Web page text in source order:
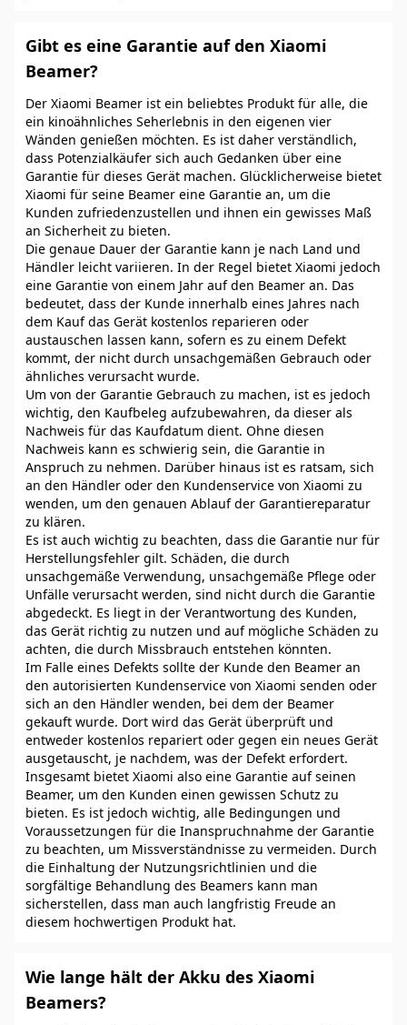
Gibt es eine Garantie auf den Xiaomi
Beamer?
Der Xiaomi Beamer ist ein beliebtes Produkt für alle, die
ein kinoähnliches Seherlebnis in den eigenen vier
Wänden genießen möchten. Es ist daher verständlich,
dass Potenzialkäufer sich auch Gedanken über eine
Garantie für dieses Gerät machen. Glücklicherweise bietet
Xiaomi für seine Beamer eine Garantie an, um die
Kunden zufriedenzustellen und ihnen ein gewisses Maß
an Sicherheit zu bieten.
Die genaue Dauer der Garantie kann je nach Land und
Händler leicht variieren. In der Regel bietet Xiaomi jedoch
eine Garantie von einem Jahr auf den Beamer an. Das
bedeutet, dass der Kunde innerhalb eines Jahres nach
dem Kauf das Gerät kostenlos reparieren oder
austauschen lassen kann, sofern es zu einem Defekt
kommt, der nicht durch unsachgemäßen Gebrauch oder
ähnliches verursacht wurde.
Um von der Garantie Gebrauch zu machen, ist es jedoch
wichtig, den Kaufbeleg aufzubewahren, da dieser als
Nachweis für das Kaufdatum dient. Ohne diesen
Nachweis kann es schwierig sein, die Garantie in
Anspruch zu nehmen. Darüber hinaus ist es ratsam, sich
an den Händler oder den Kundenservice von Xiaomi zu
wenden, um den genauen Ablauf der Garantiereparatur
zu klären.
Es ist auch wichtig zu beachten, dass die Garantie nur für
Herstellungsfehler gilt. Schäden, die durch
unsachgemäße Verwendung, unsachgemäße Pflege oder
Unfälle verursacht werden, sind nicht durch die Garantie
abgedeckt. Es liegt in der Verantwortung des Kunden,
das Gerät richtig zu nutzen und auf mögliche Schäden zu
achten, die durch Missbrauch entstehen könnten.
Im Falle eines Defekts sollte der Kunde den Beamer an
den autorisierten Kundenservice von Xiaomi senden oder
sich an den Händler wenden, bei dem der Beamer
gekauft wurde. Dort wird das Gerät überprüft und
entweder kostenlos repariert oder gegen ein neues Gerät
ausgetauscht, je nachdem, was der Defekt erfordert.
Insgesamt bietet Xiaomi also eine Garantie auf seinen
Beamer, um den Kunden einen gewissen Schutz zu
bieten. Es ist jedoch wichtig, alle Bedingungen und
Voraussetzungen für die Inanspruchnahme der Garantie
zu beachten, um Missverständnisse zu vermeiden. Durch
die Einhaltung der Nutzungsrichtlinien und die
sorgfältige Behandlung des Beamers kann man
sicherstellen, dass man auch langfristig Freude an
diesem hochwertigen Produkt hat.
Wie lange hält der Akku des Xiaomi
Beamers?